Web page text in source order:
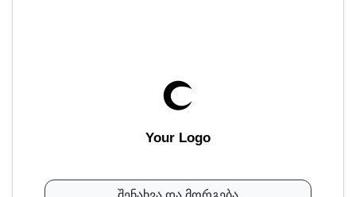
Your Logo